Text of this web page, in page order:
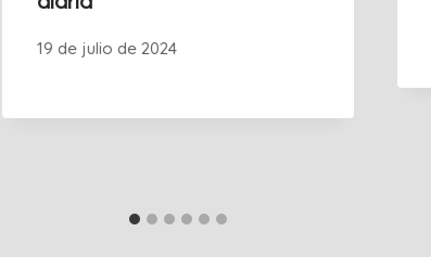
19 de julio de 2024